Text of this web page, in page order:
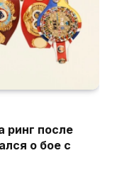
ринг после
о бое с